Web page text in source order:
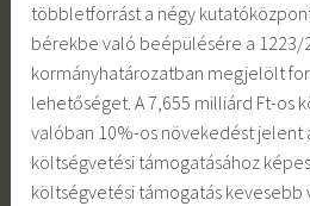
többletforrást a négy
bérekbe való beépülésére a 1223/
kormányhatározatban megjelölt
lehetőséget. A 7,655 milliárd Ft-os
valóban 10%-os növekedést
költségvetési támogatásához
költségvetési támogatás kevesebb